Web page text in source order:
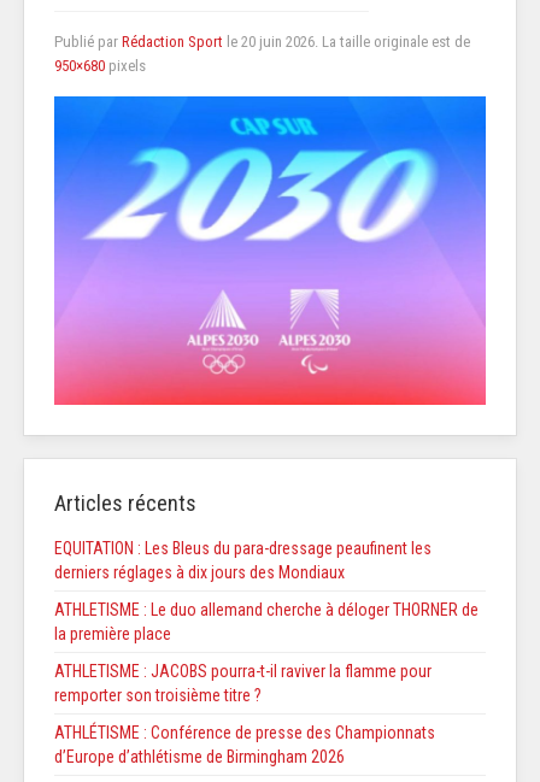
Publié par Rédaction Sport le 20 juin 2026 . La taille originale est de
950×680 pixels
Articles récents
EQUITATION : Les Bleus du para-dressage peaufinent les
derniers réglages à dix jours des Mondiaux
ATHLETISME : Le duo allemand cherche à déloger THORNER de
la première place
ATHLETISME : JACOBS pourra-t-il raviver la flamme pour
remporter son troisième titre ?
ATHLÉTISME : Conférence de presse des Championnats
d’Europe d’athlétisme de Birmingham 2026